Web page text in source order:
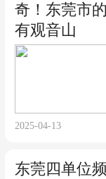
奇！东莞市
有观音山
2025-04-13
东莞四单位